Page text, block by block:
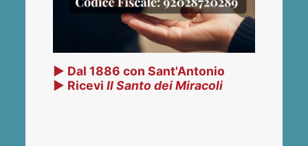
▶ Dal 1886 con Sant'Antonio
▶ RiceviIl Santo dei Miracoli